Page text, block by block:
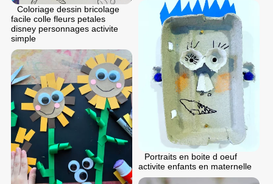
Coloriage dessin bricolage
facile colle fleurs petales
disney personnages activite
simple
Portraits en boite d oeuf
activite enfants en maternelle